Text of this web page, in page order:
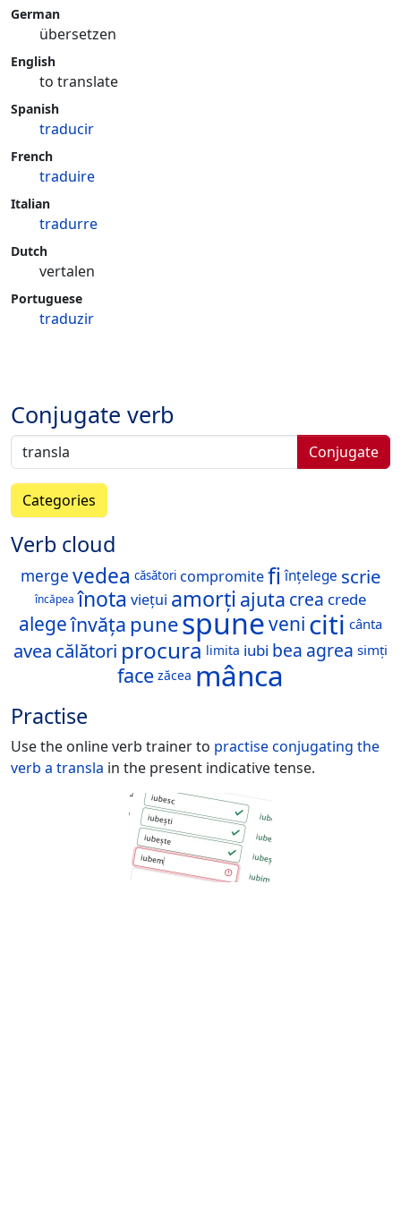
German
übersetzen
English
to translate
Spanish
traducir
French
traduire
Italian
tradurre
Dutch
vertalen
Portuguese
traduzir
Conjugate verb
Conjugate
Categories
Verb cloud
merge vedea căsători compromite fi înțelege scrie
încăpea înota viețui amorți ajuta crea crede
alegeînvăța punespuneveni citi cânta
avea călători procura limita iubi bea agrea simți
face zăcea mânca
Practise
Use the online verb trainer to practise conjugating the
verb a transla in the present indicative tense.